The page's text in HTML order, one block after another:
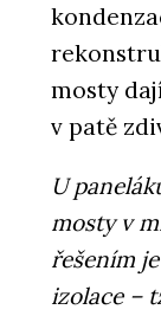
mosty
v patě
U
mosty v
řešením
izolace –